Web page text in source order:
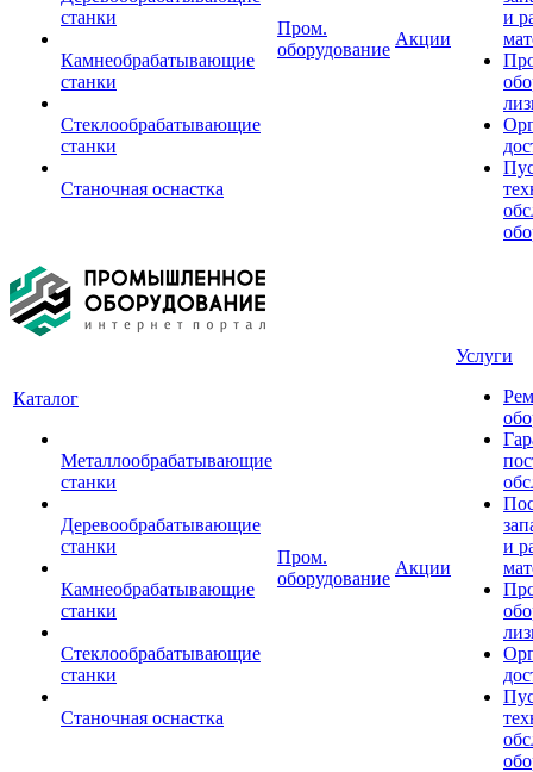
станки
Камнеобрабатывающие
станки
Стеклообрабатывающие
станки
Станочная оснастка
Пром.
оборудование
Акции
и
Каталог
Металлообрабатывающие
станки
Деревообрабатывающие
станки
Камнеобрабатывающие
станки
Стеклообрабатывающие
станки
Станочная оснастка
Пром.
оборудование
Акции
Услуги
и